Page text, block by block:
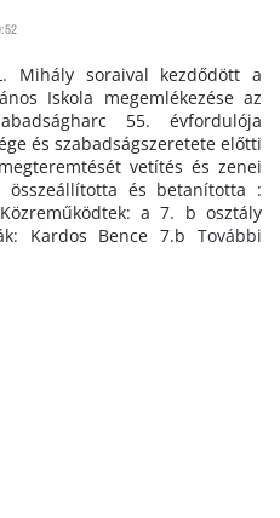
Mihály soraival kezdődött a
Iskola megemlékezése az
55. évfordulója
és szabadságszeretete előtti
vetítés és zenei
és betanította :
a 7. b osztály
Kardos Bence 7.b További